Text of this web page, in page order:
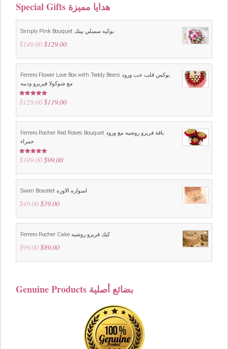
Special Gifts هدايا مميزة
Simply Pink Bouquet بوكيه سمبلي بينك
$149.00 Original
was:
$129.00Current
is:
Ferrero Flower Love Box with Teddy Bears بوكس قلب حب ورود
مع شوكولا فيريرو ودببه
Rated 5.00
out of 5
$129.00 Original
was:
$119.00Current
is:
Ferrero Rocher Red Roses Bouquet باقة فريرو روشيه مع ورود
حمراء
Rated 5.00
out of 5
$109.00 Original
was:
$99.00Current
is:
Swan Bracelet اسواره الاوزه
$49.00 Original
was:
$39.00Current
is:
Ferrero Rocher Cake كيك فريرو روشيه
$99.00 Original
was:
$89.00Current
is:
Genuine Products بضائع أصلية